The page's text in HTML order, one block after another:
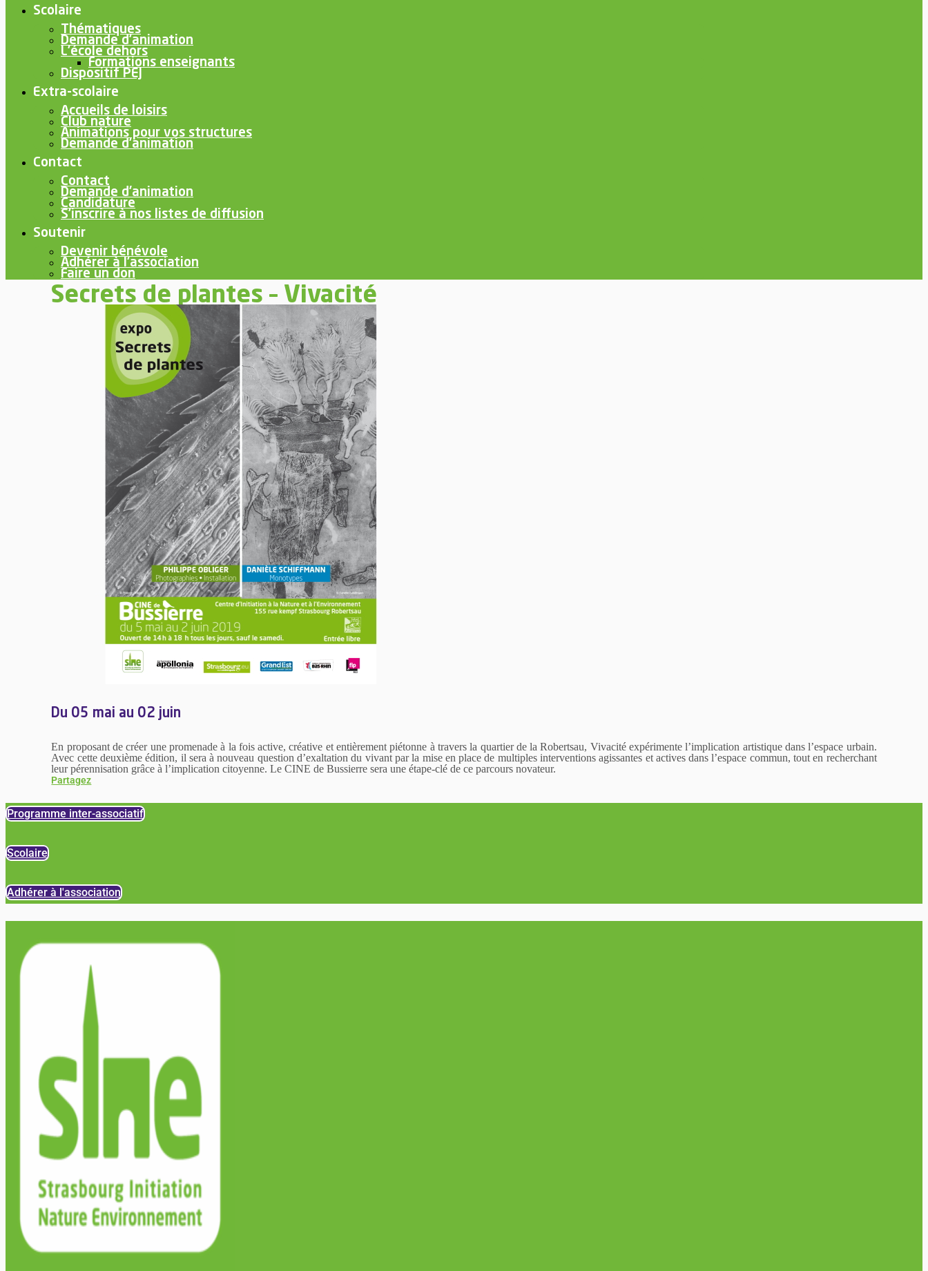
Scolaire
Thématiques
Demande d’animation
L’école dehors
Formations enseignants
Dispositif PEJ
Extra-scolaire
Accueils de loisirs
Club nature
Animations pour vos structures
Demande d’animation
Contact
Contact
Demande d’animation
Candidature
S’inscrire à nos listes de diffusion
Soutenir
Devenir bénévole
Adhérer à l’association
Faire un don
Secrets de plantes – Vivacité
Du 05 mai au 02 juin
En proposant de créer une promenade à la fois active, créative et entièrement piétonne à travers la quartier de la Robertsau, Vivacité expérimente l’implication artistique dans l’espace urbain.
Avec cette deuxième édition, il sera à nouveau question d’exaltation du vivant par la mise en place de multiples interventions agissantes et actives dans l’espace commun, tout en recherchant
leur pérennisation grâce à l’implication citoyenne. Le CINE de Bussierre sera une étape-clé de ce parcours novateur.
Partagez
Programme inter-associatif
Scolaire
Adhérer à l'association